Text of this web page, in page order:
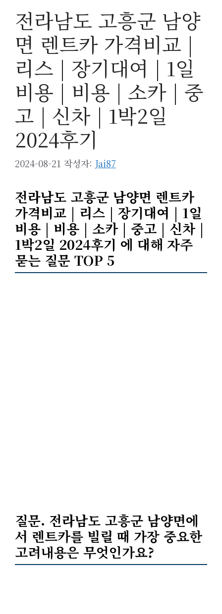
전라남도 고흥군 남양
면 렌트카 가격비교 |
리스 | 장기대여 | 1일
비용 | 비용 | 소카 | 중
고 | 신차 | 1박2일
2024후기
2024-08-21 작성자: Jai87
전라남도 고흥군 남양면 렌트카
가격비교 | 리스 | 장기대여 | 1일
비용 | 비용 | 소카 | 중고 | 신차 |
1박2일 2024후기 에 대해 자주
묻는 질문 TOP 5
질문. 전라남도 고흥군 남양면에
서 렌트카를 빌릴 때 가장 중요한
고려내용은 무엇인가요?